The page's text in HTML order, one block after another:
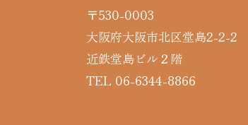
〒530-0003
大阪府大阪市北区堂島2-2-2
近鉄堂島ビル２階
TEL 06-6344-8866